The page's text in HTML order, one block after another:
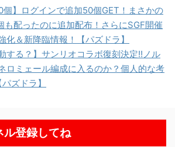
個】ログインで追加50個GET！まさかの
も配ったのに追加配布！さらにSGF開催
化＆新降臨情報！【パズドラ】
する？】サンリオコラボ復刻決定!!ノル
ロミェール編成に入るのか？個人的な考
ズドラ】
ル登録してね